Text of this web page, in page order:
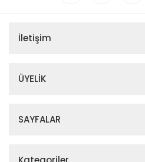
İletişim
ÜYELİK
SAYFALAR